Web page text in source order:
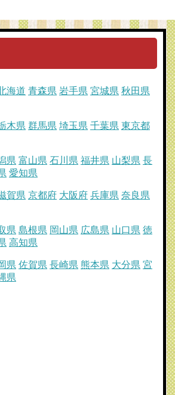
海道 青森県 岩手県 宮城県 秋田県
木県 群馬県 埼玉県 千葉県 東京都
県 富山県 石川県 福井県 山梨県 長
愛知県
賀県 京都府 大阪府 兵庫県 奈良県
県 島根県 岡山県 広島県 山口県 徳
高知県
県 佐賀県 長崎県 熊本県 大分県 宮
県